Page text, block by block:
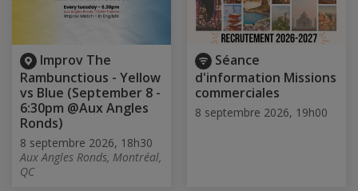
Improv The
Rambunctious - Yellow
vs Blue (September 8 -
6:30pm @Aux Angles
Ronds)
8 septembre 2026, 18h30
Aux Angles Ronds, Montréal,
QC
Séance
d'information Missions
commerciales
8 septembre 2026, 19h00